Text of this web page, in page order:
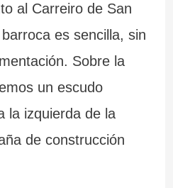
al Carreiro de San
es sencilla, sin
Sobre la
un escudo
la izquierda de la
de construcción